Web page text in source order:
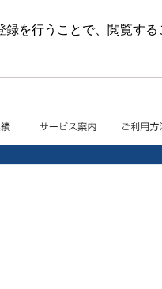
を行うことで、閲覧する